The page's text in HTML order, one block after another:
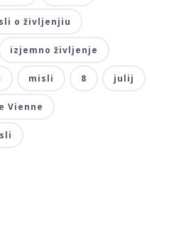
o življenjiu
izjemno življenje
misli 8 julij
Vienne